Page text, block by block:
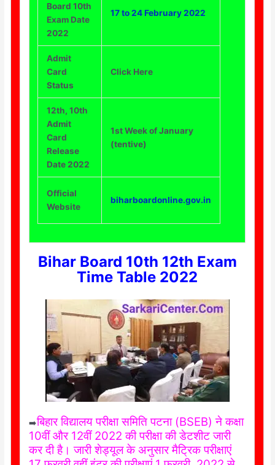
Board 10th
Exam Date
2022
17 to 24 February 2022
Admit
Card
Status
Click Here
12th, 10th
Admit
Card
Release
Date 2022
1st Week of January
(tentive)
Official
Website
biharboardonline.gov.in
Bihar Board 10th 12th Exam
Time Table 2022
➡️बिहार विद्यालय परीक्षा समिति पटना (BSEB) ने कक्षा
10वीं और 12वीं 2022 की परीक्षा की डेटशीट जारी
कर दी है। जारी शेड्यूल के अनुसार मैट्रिक परीक्षाएं